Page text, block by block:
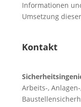
Informationen
Umsetzung
Kontakt
Arbeits-,